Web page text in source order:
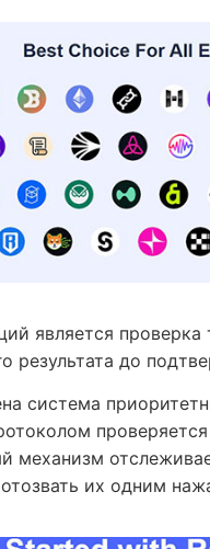
является
результата до
система
механизм
их одним